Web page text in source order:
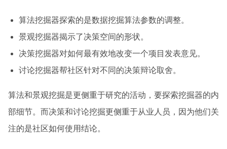
算法挖掘器探索的是数据挖掘算法参数的调整。
景观挖掘器揭示了决策空间的形状。
决策挖掘器对如何最有效地改变一个项目发表意见。
讨论挖掘器帮社区针对不同的决策辩论取舍。
算法和景观挖掘是更侧重于研究的活动，要探索挖掘器的内
部细节。而决策和讨论挖掘更侧重于从业人员，因为他们关
注的是社区如何使用结论。